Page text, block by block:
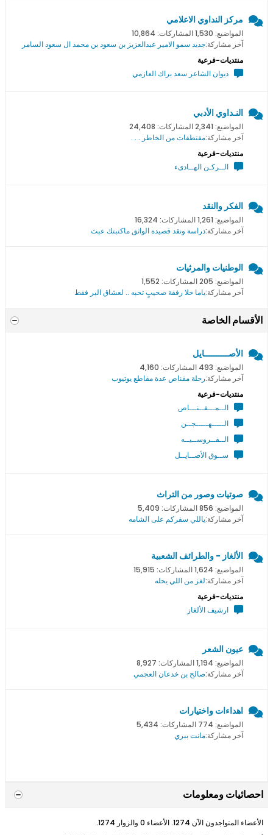
مركز النداوي الاعلامي
المواضيع: 1,530 المشاركات: 10,864
آخر مشاركة:جديد سمو اﻻمير عبدالعزيز بن سعود بن محمد ال سعود السامر
منتديات-فرعية
ديوان الشاعر سعد براك العازمي
النـداوي الأدبي
المواضيع: 2,341 المشاركات: 24,408
آخر مشاركة:مقتطفات من الخاطر . . .
منتديات-فرعية
الــركـن الهــادىء
الفكر والنقد
المواضيع: 1,261 المشاركات: 16,324
آخر مشاركة:دراسة ونقد قصيدة الواثق ماكتبتك عبث
الوطنيات والمرثيات
المواضيع: 205 المشاركات: 1,552
آخر مشاركة:ياما حلا رفقة صحيبٍ تحبه .. لعشاق البر فقط
الأقسام الخاصة
الأصــــــــــايل
المواضيع: 493 المشاركات: 4,160
آخر مشاركة:رحلة مقناص عدة مقاطع يوتيوب
منتديات-فرعية
الــمـــقــنـــاص
الـــــهـــــجــن
الــفــروســيــه
ســوق الأصــايــل
صوتيات وصور من التراث
المواضيع: 856 المشاركات: 5,409
آخر مشاركة:ياللي سفركم على الشامه
الألغاز - والطرائف الشعبية
المواضيع: 1,624 المشاركات: 15,915
آخر مشاركة:لغز من اللي يحله
منتديات-فرعية
ارشيف الألغاز
عيون الشعر
المواضيع: 1,194 المشاركات: 8,927
آخر مشاركة:صالح بن خدعان العجمي
اهداءات واختيارات
المواضيع: 774 المشاركات: 5,434
آخر مشاركة:مانت ببري
احصائيات ومعلومات
الأعضاء المتواجدون الآن 1274. الأعضاء 0 والزوار 1274.